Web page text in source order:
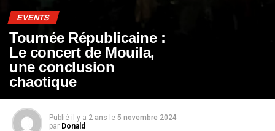
EVENTS
Tournée Républicaine :
Le concert de Mouila,
une conclusion
chaotique
Publié il y a 2 ans le 5 novembre 2024
par Donald